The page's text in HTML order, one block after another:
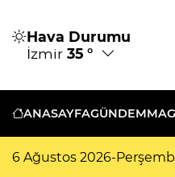
Hava Durumu
İzmir 35 °
ANASAYFAGÜNDEM
6 Ağustos 2026-